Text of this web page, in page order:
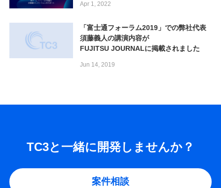
Apr 1, 2022
「富士通フォーラム2019」での弊社代表
須藤義人の講演内容が
FUJITSU JOURNALに掲載されました
Jun 14, 2019
TC3と一緒に開発しませんか？
案件相談